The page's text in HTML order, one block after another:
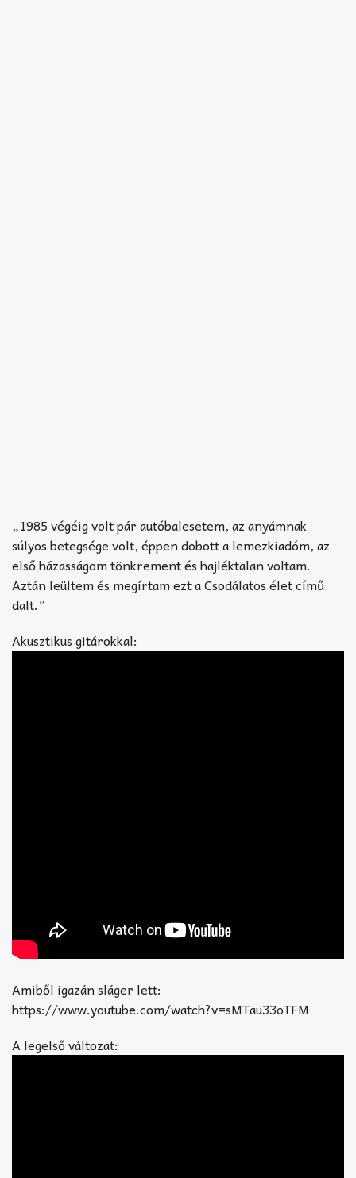
„1985 végéig volt pár autóbalesetem, az anyámnak
súlyos betegsége volt, éppen dobott a lemezkiadóm, az
első házasságom tönkrement és hajléktalan voltam.
Aztán leültem és megírtam ezt a Csodálatos élet című
dalt.”
Akusztikus gitárokkal:
Amiből igazán sláger lett:
https://www.youtube.com/watch?v=sMTau33oTFM
A legelső változat: